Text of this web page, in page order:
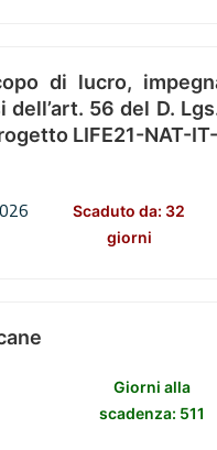
di lucro,
56 del D.
LIFE21-NAT-IT-
Scaduto da: 32
giorni
Giorni alla
scadenza: 511